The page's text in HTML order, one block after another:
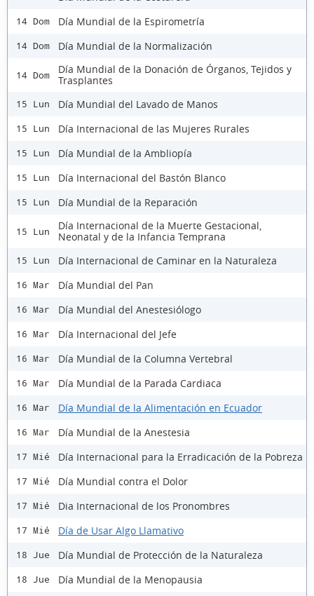
14 Dom Día Mundial de la Espirometría
14 Dom Día Mundial de la Normalización
14 Dom
Día Mundial de la Donación de Órganos, Tejidos y
Trasplantes
15 Lun Día Mundial del Lavado de Manos
15 Lun Día Internacional de las Mujeres Rurales
15 Lun Día Mundial de la Ambliopía
15 Lun Día Internacional del Bastón Blanco
15 Lun Día Mundial de la Reparación
15 Lun
Día Internacional de la Muerte Gestacional,
Neonatal y de la Infancia Temprana
15 Lun Día Internacional de Caminar en la Naturaleza
16 Mar Día Mundial del Pan
16 Mar Día Mundial del Anestesiólogo
16 Mar Día Internacional del Jefe
16 Mar Día Mundial de la Columna Vertebral
16 Mar Día Mundial de la Parada Cardiaca
16 Mar Día Mundial de la Alimentación en Ecuador
16 Mar Día Mundial de la Anestesia
17 Mié Día Internacional para la Erradicación de la Pobreza
17 Mié Día Mundial contra el Dolor
17 Mié Dia Internacional de los Pronombres
17 Mié Día de Usar Algo Llamativo
18 Jue Día Mundial de Protección de la Naturaleza
18 Jue Día Mundial de la Menopausia